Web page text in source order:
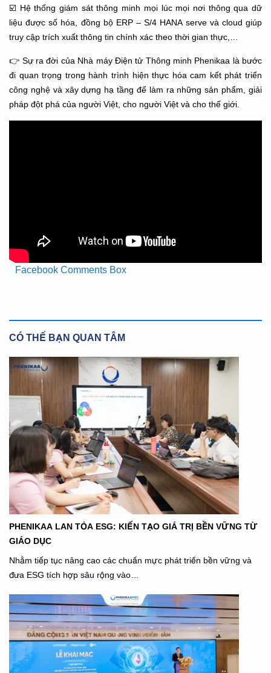
☑️ Hệ thống giám sát thông minh mọi lúc mọi nơi thông qua dữ
liệu được số hóa, đồng bộ ERP – S/4 HANA serve và cloud giúp
truy cập trích xuất thông tin chính xác theo thời gian thực,…
👉 Sự ra đời của Nhà máy Điện tử Thông minh Phenikaa là bước
đi quan trọng trong hành trình hiện thực hóa cam kết phát triển
công nghệ và xây dựng hạ tầng để làm ra những sản phẩm, giải
pháp đột phá của người Việt, cho người Việt và cho thế giới.
Facebook Comments Box
CÓ THỂ BẠN QUAN TÂM
PHENIKAA LAN TỎA ESG: KIẾN TẠO GIÁ TRỊ BỀN VỮNG TỪ
GIÁO DỤC
Nhằm tiếp tục nâng cao các chuẩn mực phát triển bền vững và
đưa ESG tích hợp sâu rộng vào…